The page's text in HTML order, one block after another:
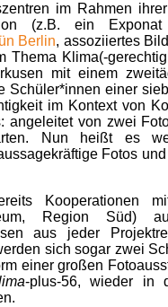
im Rahmen
(z.B. ein
Berlin, assoziiertes
Klima(-
mit einem
Schüler*innen einer
im Kontext von
von zwei
Nun heißt es
Fotos
Kooperationen
Region Süd)
aus jeder
sich sogar zwei
einer großen
-plus-56, wieder in